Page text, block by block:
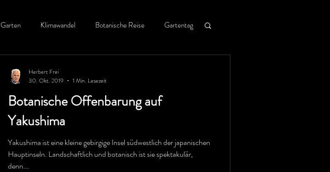
Garten Klimawandel Botanische Reise Gartentag
Botanische Offenbarung auf
Yakushima
Yakushima ist eine kleine gebirgige Insel südwestlich der japanischen
Hauptinseln. Landschaftlich und botanisch ist sie spektakulär,
denn...
Herbert Frei
30. Okt. 2019
1 Min. Lesezeit